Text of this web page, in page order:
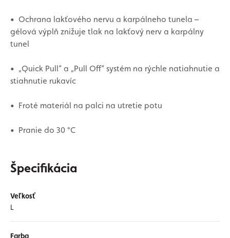
• Ochrana lakťového nervu a karpálneho tunela –
gélová výplň znižuje tlak na lakťový nerv a karpálny
tunel
• „Quick Pull“ a „Pull Off“ systém na rýchle natiahnutie a
stiahnutie rukavíc
• Froté materiál na palci na utretie potu
• Pranie do 30 °C
Špecifikácia
Veľkosť
L
Farba